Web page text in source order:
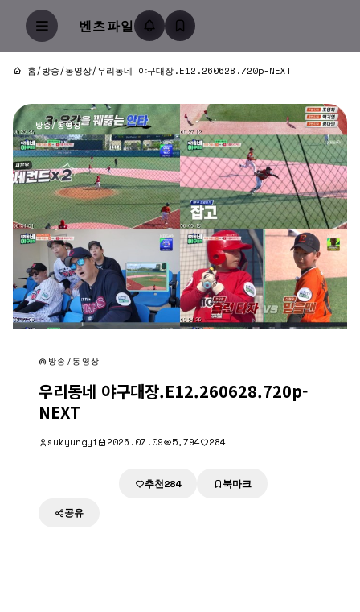
벤츠파일
홈/방송/동영상/우리동네 야구대장.E12.260628.720p-NEXT
방송/동영상
방송/동영상
우리동네 야구대장.E12.260628.720p-
NEXT
sukyungyi 2026.07.09 5,794 284
추천284 북마크
공유